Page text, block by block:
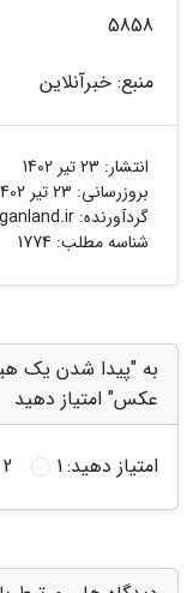
5858
منبع: خبرآنلاین
انتشار: 23 تیر 1402
بروزرسانی: 23 تیر 1402
گردآورنده:
شناسه مطلب: 1774
به "پیدا شدن یک
عکس" امتیاز دهید
امتیاز دهید:1
2